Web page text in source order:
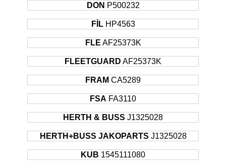
2003 -
SONRASI
TOYOTA CELICA
1981
HATCHBACK
TOYOTA CELICA
1979 -
1981
HATCHBACK
1975 -
1979
TOYOTA COROLLA
1979
SEDAN
TOYOTA COROLLA
1975 -
1977
SEDAN
1977 -
DON P500232
FİL HP4563
FLE AF25373K
FLEETGUARD AF25373K
FRAM CA5289
FSA FA3110
HERTH & BUSS J1325028
HERTH+BUSS JAKOPARTS J1325028
KUB 1545111080